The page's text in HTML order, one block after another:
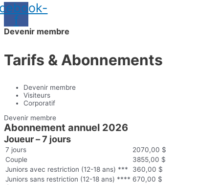
f
Devenir membre
Tarifs & Abonnements
Devenir membre
Visiteurs
Corporatif
Devenir membre
Abonnement annuel 2026
Joueur – 7 jours
7 jours
2070,00 $
Couple
3855,00 $
Juniors avec restriction (12-18 ans) ***
360,00 $
Juniors sans restriction (12-18 ans) **** 670,00 $